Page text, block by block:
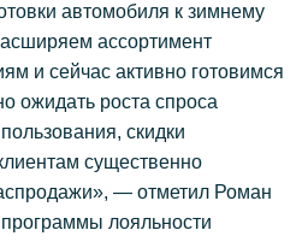
автомобиля к зимнему
ассортимент
и сейчас активно готовимся
ожидать роста спроса
скидки
существенно
— отметил Роман
лояльности